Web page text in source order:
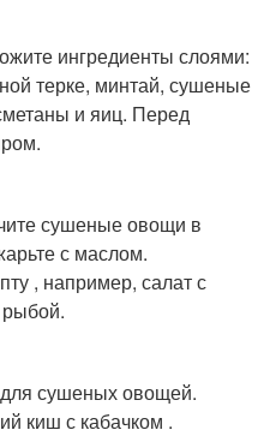
ингредиенты слоями:
терке, минтай, сушеные
и яиц. Перед
сушеные овощи в
с маслом.
, например, салат с
рыбой.
сушеных овощей.
киш с кабачком .